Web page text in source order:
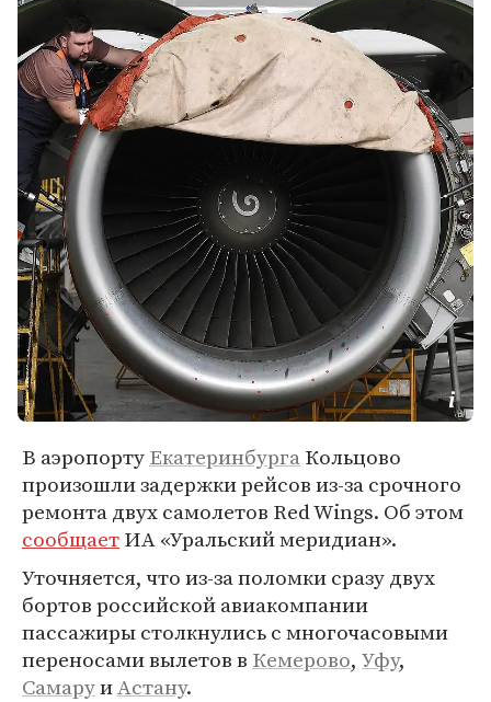
В аэропортуЕкатеринбургаКольцово
произошли задержки рейсов из-за срочного
ремонта двух самолетов Red Wings. Об этом
сообщаетИА «Уральский меридиан».
Уточняется, что из-за поломки сразу двух
бортов российской авиакомпании
пассажиры столкнулись с многочасовыми
переносами вылетов в Кемерово, Уфу,
СамаруиАстану.